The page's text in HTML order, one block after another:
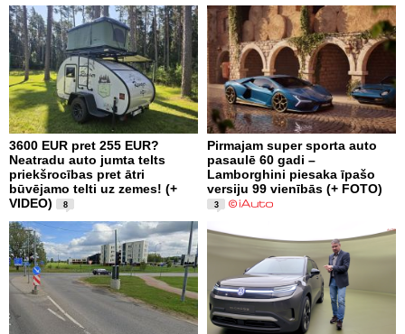
3600 EUR pret 255 EUR?
Neatradu auto jumta telts
priekšrocības pret ātri
būvējamo telti uz zemes! (+
VIDEO)
8
Pirmajam super sporta auto
pasaulē 60 gadi –
Lamborghini piesaka īpašo
versiju 99 vienībās (+ FOTO)
3